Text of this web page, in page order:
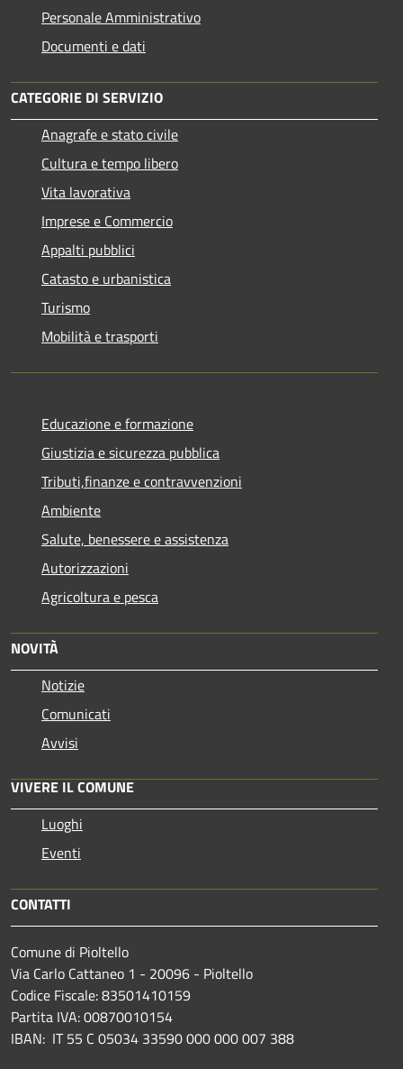
Personale Amministrativo
Documenti e dati
CATEGORIE DI SERVIZIO
Anagrafe e stato civile
Cultura e tempo libero
Vita lavorativa
Imprese e Commercio
Appalti pubblici
Catasto e urbanistica
Turismo
Mobilità e trasporti
Educazione e formazione
Giustizia e sicurezza pubblica
Tributi,finanze e contravvenzioni
Ambiente
Salute, benessere e assistenza
Autorizzazioni
Agricoltura e pesca
NOVITÀ
Notizie
Comunicati
Avvisi
VIVERE IL COMUNE
Luoghi
Eventi
CONTATTI
Comune di Pioltello
Via Carlo Cattaneo 1 - 20096 - Pioltello
Codice Fiscale: 83501410159
Partita IVA: 00870010154
IBAN: IT 55 C 05034 33590 000 000 007 388